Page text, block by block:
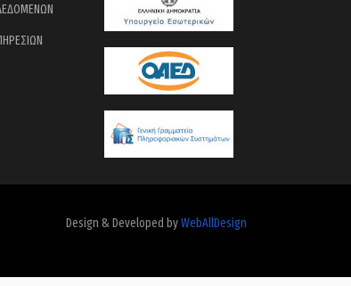
Design & Developed byWebAllDesign